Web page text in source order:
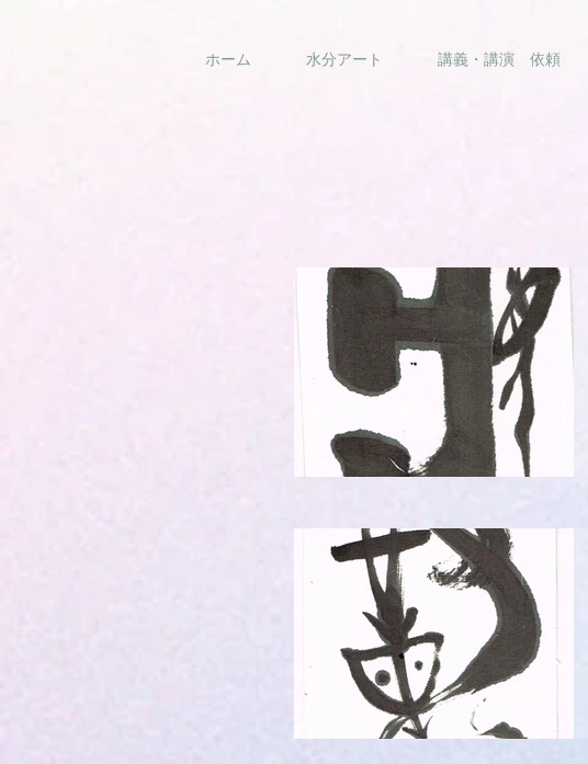
ホーム 水分アート 講義・講演 依頼